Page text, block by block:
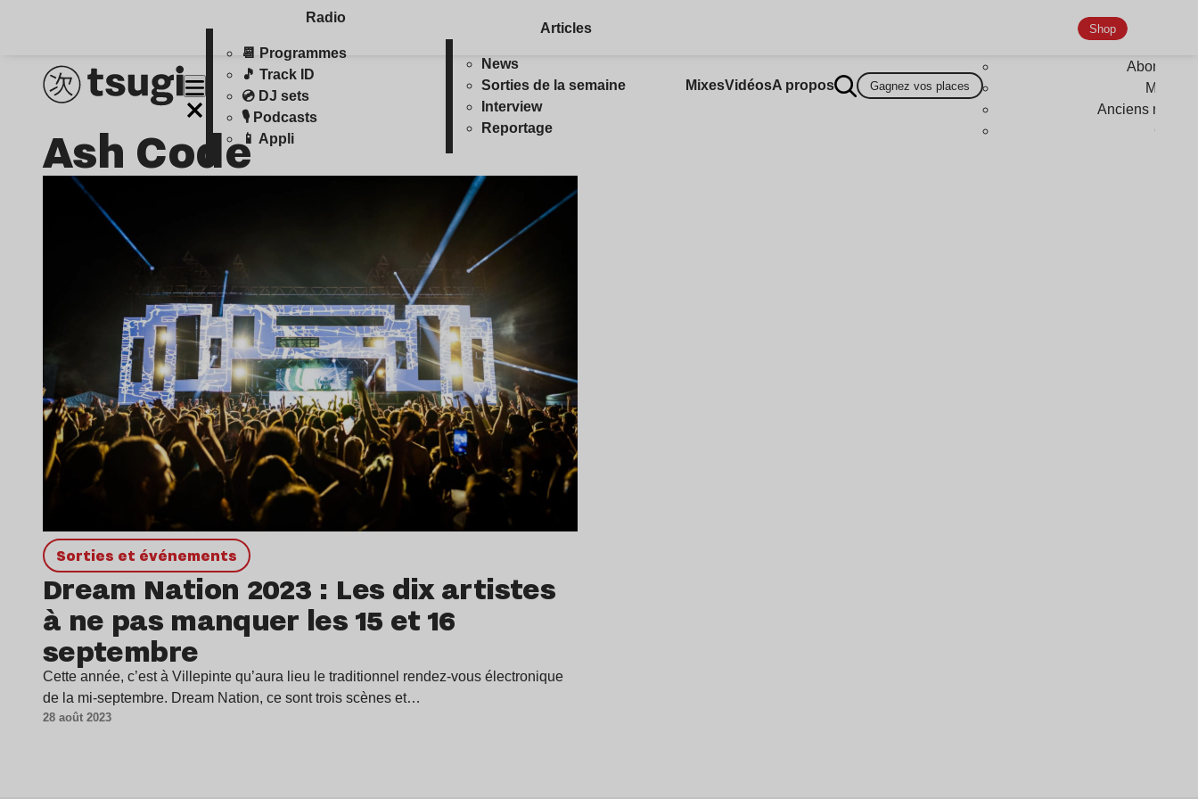
Radio
📆 Programmes
🎵 Track ID
💿 DJ sets
🎙️ Podcasts
📱 Appli
Articles
News
Sorties de la semaine
Interview
Reportage
MixesVidéosA propos Gagnez vos places
Shop
Anciens
Ash Code
Sorties et événements
Dream Nation 2023 : Les dix artistes
à ne pas manquer les 15 et 16
septembre
Cette année, c’est à Villepinte qu’aura lieu le traditionnel rendez-vous électronique
de la mi-septembre. Dream Nation, ce sont trois scènes et…
28 août 2023